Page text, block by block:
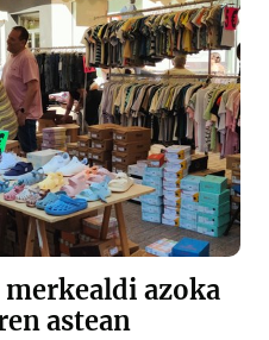
azoka
astean